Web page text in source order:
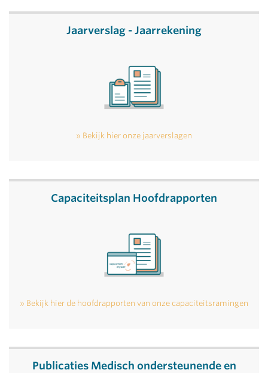
Jaarverslag - Jaarrekening
Bekijk hier onze jaarverslagen
Capaciteitsplan Hoofdrapporten
Bekijk hier de hoofdrapporten van onze capaciteitsramingen
Publicaties Medisch ondersteunende en